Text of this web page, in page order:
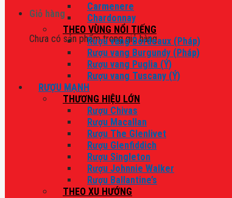
Giỏ hàng
Chưa có sản phẩm trong giỏ hàng.
Carmenere
Chardonnay
THEO VÙNG NỔI TIẾNG
Rượu vang Bordeaux (Pháp)
Rượu vang Burgundy (Pháp)
Rượu vang Puglia (Ý)
Rượu vang Tuscany (Ý)
RƯỢU MẠNH
THƯƠNG HIỆU LỚN
Rượu Chivas
Rượu Macallan
Rượu The Glenlivet
Rượu Glenfiddich
Rượu Singleton
Rượu Johnnie Walker
Rượu Ballantine’s
THEO XU HƯỚNG